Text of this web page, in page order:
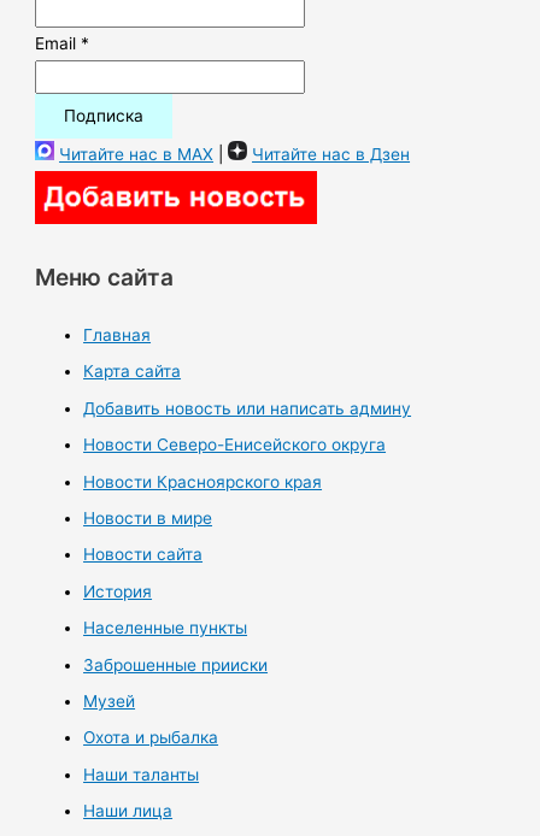
Email *
Читайте нас в MAX | Читайте нас в Дзен
Меню сайта
Главная
Карта сайта
Добавить новость или написать админу
Новости Северо-Енисейского округа
Новости Красноярского края
Новости в мире
Новости сайта
История
Населенные пункты
Заброшенные прииски
Музей
Охота и рыбалка
Наши таланты
Наши лица